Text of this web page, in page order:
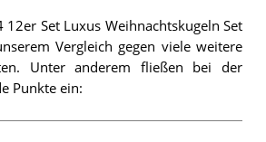
Set Luxus Weihnachtskugeln Set
Vergleich gegen viele weitere
Unter anderem fließen bei der
Punkte ein: